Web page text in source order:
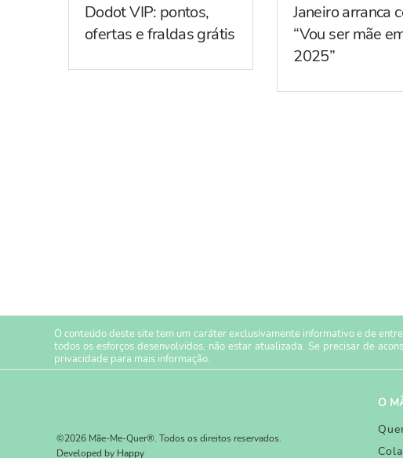
Dodot VIP: pontos,
ofertas e fraldas grátis
Janeiro arranca
“Vou ser mãe
2025”
O conteúdo deste site tem um caráter exclusivamente informativo e de
todos os esforços desenvolvidos, não estar atualizada. Se precisar de
privacidade para mais informação.
©2026 Mãe-Me-Quer®. Todos os direitos reservados.
Developed by Happy
O